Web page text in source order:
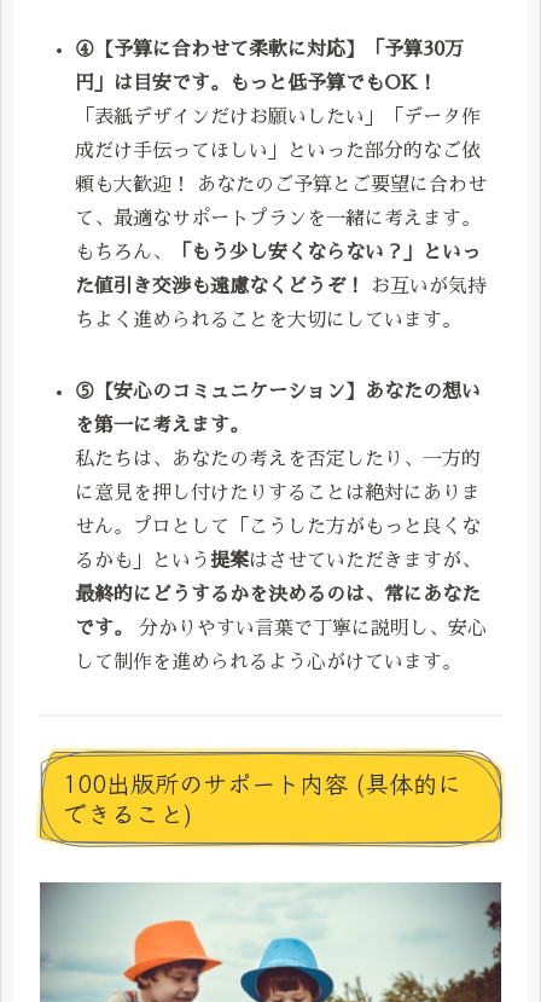
④【予算に合わせて柔軟に対応】「予算30万
円」は目安です。もっと低予算でもOK！
「表紙デザインだけお願いしたい」「データ作
成だけ手伝ってほしい」といった部分的なご依
頼も大歓迎！ あなたのご予算とご要望に合わせ
て、最適なサポートプランを一緒に考えます。
もちろん、
「もう少し安くならない？」といっ
た値引き交渉も遠慮なくどうぞ！
お互いが気持
ちよく進められることを大切にしています。
⑤【安心のコミュニケーション】あなたの想い
を第一に考えます。
私たちは、あなたの考えを否定したり、一方的
に意見を押し付けたりすることは絶対にありま
せん。プロとして「こうした方がもっと良くな
るかも」という提案はさせていただきますが、
最終的にどうするかを決めるのは、常にあなた
です。
分かりやすい言葉で丁寧に説明し、安心
して制作を進められるよう心がけています。
100出版所のサポート内容 (具体的に
できること)